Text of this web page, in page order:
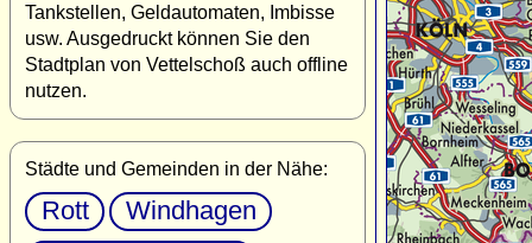
Tankstellen, Geldautomaten, Imbisse
usw. Ausgedruckt können Sie den
Stadtplan von Vettelschoß auch offline
nutzen.
Städte und Gemeinden in der Nähe:
Rott
Windhagen